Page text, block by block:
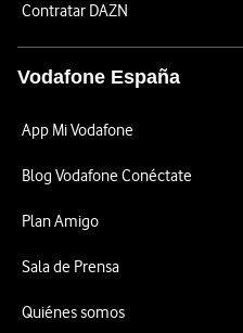
Contratar DAZN
Vodafone España
App Mi Vodafone
Blog Vodafone Conéctate
Plan Amigo
Sala de Prensa
Quiénes somos